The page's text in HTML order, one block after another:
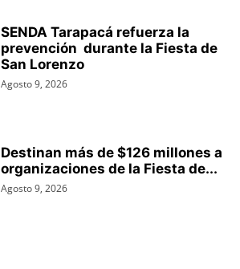
SENDA Tarapacá refuerza la
prevención durante la Fiesta de
San Lorenzo
Agosto 9, 2026
Destinan más de $126 millones a
organizaciones de la Fiesta de...
Agosto 9, 2026